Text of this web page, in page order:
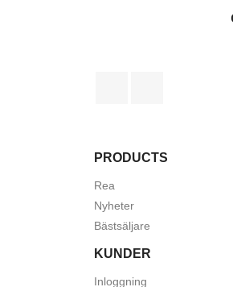
PRODUCTS
Rea
Nyheter
Bästsäljare
KUNDER
Inloggning